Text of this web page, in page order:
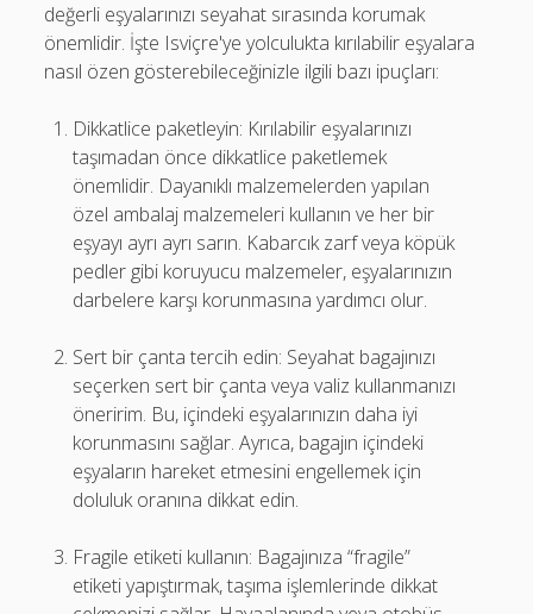
değerli eşyalarınızı seyahat sırasında korumak
önemlidir. İşte Isviçre'ye yolculukta kırılabilir eşyalara
nasıl özen gösterebileceğinizle ilgili bazı ipuçları:
Dikkatlice paketleyin: Kırılabilir eşyalarınızı
taşımadan önce dikkatlice paketlemek
önemlidir. Dayanıklı malzemelerden yapılan
özel ambalaj malzemeleri kullanın ve her bir
eşyayı ayrı ayrı sarın. Kabarcık zarf veya köpük
pedler gibi koruyucu malzemeler, eşyalarınızın
darbelere karşı korunmasına yardımcı olur.
Sert bir çanta tercih edin: Seyahat bagajınızı
seçerken sert bir çanta veya valiz kullanmanızı
öneririm. Bu, içindeki eşyalarınızın daha iyi
korunmasını sağlar. Ayrıca, bagajın içindeki
eşyaların hareket etmesini engellemek için
doluluk oranına dikkat edin.
Fragile etiketi kullanın: Bagajınıza “fragile”
etiketi yapıştırmak, taşıma işlemlerinde dikkat